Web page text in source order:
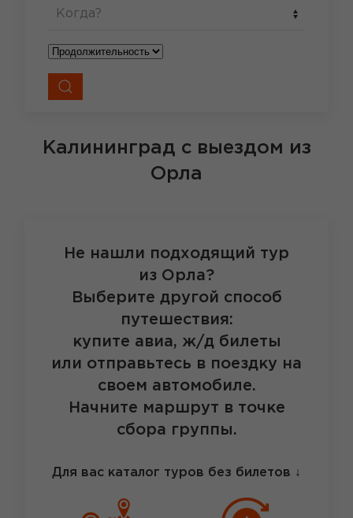
Когда?
Калининград с выездом из
Орла
Не нашли подходящий тур
из Орла?
Выберите другой способ
путешествия:
купите авиа, ж/д билеты
или отправьтесь в поездку на
своем автомобиле.
Начните маршрут в точке
сбора группы.
Для вас каталог туров без билетов ↓